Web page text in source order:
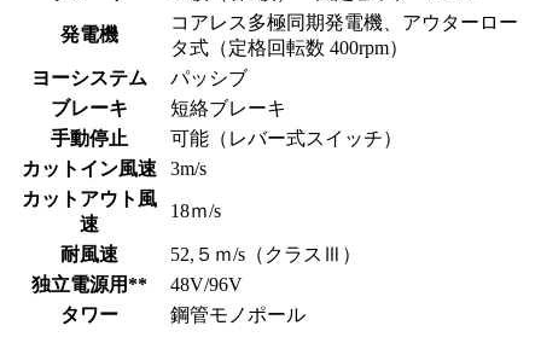
発電機
コアレス多極同期発電機、アウターロー
タ式（定格回転数 400rpm）
ヨーシステム
パッシブ
ブレーキ
短絡ブレーキ
手動停止
可能（レバー式スイッチ）
カットイン風速
3m/s
カットアウト風
速
18ｍ/s
耐風速
52,５ｍ/s（クラスⅢ）
独立電源用**
48V/96V
タワー
鋼管モノポール